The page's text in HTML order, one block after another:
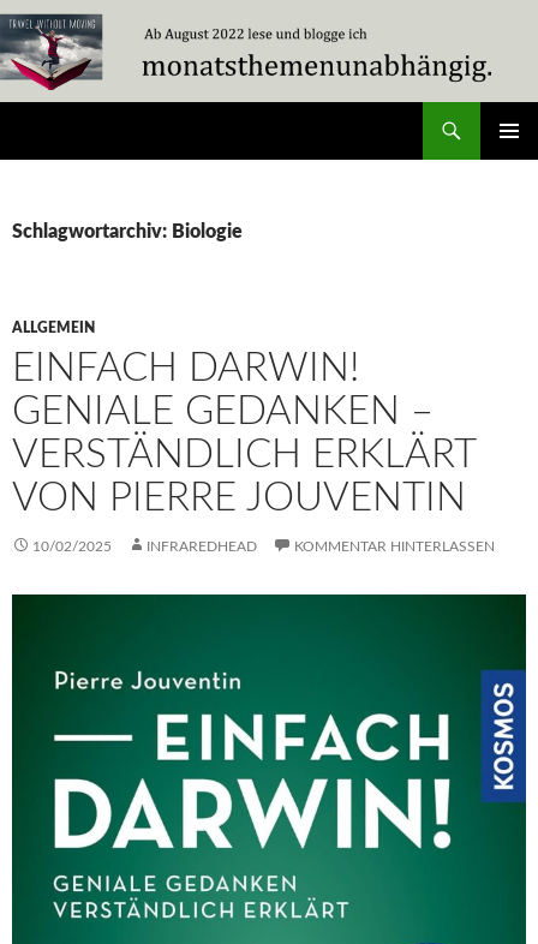
Zum
Inhalt
springen
Schlagwortarchiv: Biologie
ALLGEMEIN
EINFACH DARWIN!
GENIALE GEDANKEN –
VERSTÄNDLICH ERKLÄRT
VON PIERRE JOUVENTIN
10/02/2025 INFRAREDHEAD KOMMENTAR HINTERLASSEN